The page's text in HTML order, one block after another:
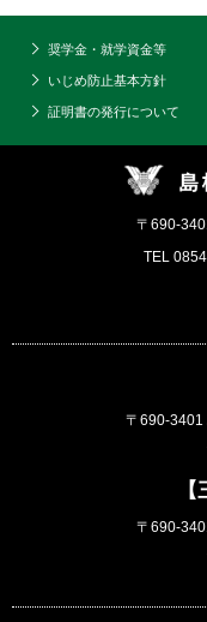
奨学金・就学資金等
いじめ防止基本方針
証明書の発行について
〒690-
TEL
〒690-3401
〒690-